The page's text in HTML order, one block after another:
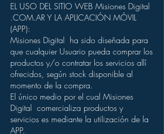
EL USO DEL SITIO WEB Misiones Digital
.COM.AR Y LA APLICACIÓN MÓVIL
(APP):
Misiones Digital ha sido diseñada para
que cualquier Usuario pueda comprar los
productos y/o contratar los servicios allí
ofrecidos, según stock disponible al
momento de la compra.
El único medio por el cual Misiones
Digital comercializa productos y
servicios es mediante la utilización de la
APP.